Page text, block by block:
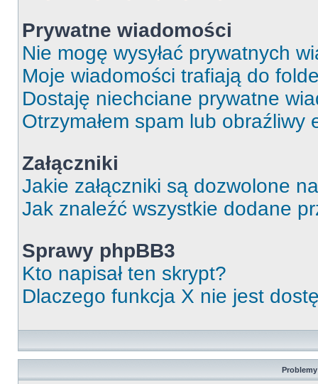
Prywatne wiadomości
Nie mogę wysyłać prywatnych
Moje wiadomości trafiają do
Dostaję niechciane prywatne
Otrzymałem spam lub
Załączniki
Jakie załączniki są dozwolone
Jak znaleźć wszystkie dodane
Sprawy phpBB3
Kto napisał ten skrypt?
Dlaczego funkcja X nie jest